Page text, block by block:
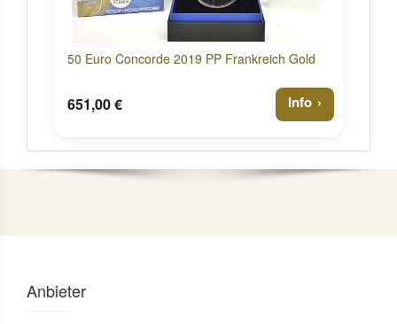
50 Euro Concorde 2019 PP Frankreich Gold
651,00 € Info
Anbieter